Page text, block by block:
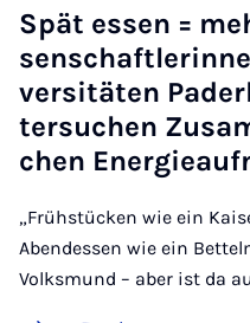
Spät es­sen =
versitäten
ter­suchen
chen
„Frühstücken wie ein
Abendessen wie ein
Volksmund – aber ist da